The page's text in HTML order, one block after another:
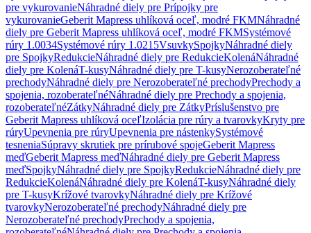
pre vykurovanieNáhradné diely pre Prípojky pre
vykurovanieGeberit Mapress uhlíková oceľ, modré FKMNáhradné
diely pre Geberit Mapress uhlíková oceľ, modré FKMSystémové
rúry 1.0034Systémové rúry 1.0215VsuvkySpojkyNáhradné diely
pre SpojkyRedukcieNáhradné diely pre RedukcieKolenáNáhradné
diely pre KolenáT-kusyNáhradné diely pre T-kusyNerozoberateľné
prechodyNáhradné diely pre Nerozoberateľné prechodyPrechody a
spojenia, rozoberateľnéNáhradné diely pre Prechody a spojenia,
rozoberateľnéZátkyNáhradné diely pre ZátkyPríslušenstvo pre
Geberit Mapress uhlíková oceľIzolácia pre rúry a tvarovkyKryty pre
rúryUpevnenia pre rúryUpevnenia pre nástenkySystémové
tesneniaSúpravy skrutiek pre prírubové spojeGeberit Mapress
meďGeberit Mapress meďNáhradné diely pre Geberit Mapress
meďSpojkyNáhradné diely pre SpojkyRedukcieNáhradné diely pre
RedukcieKolenáNáhradné diely pre KolenáT-kusyNáhradné diely
pre T-kusyKrížové tvarovkyNáhradné diely pre Krížové
tvarovkyNerozoberateľné prechodyNáhradné diely pre
Nerozoberateľné prechodyPrechody a spojenia,